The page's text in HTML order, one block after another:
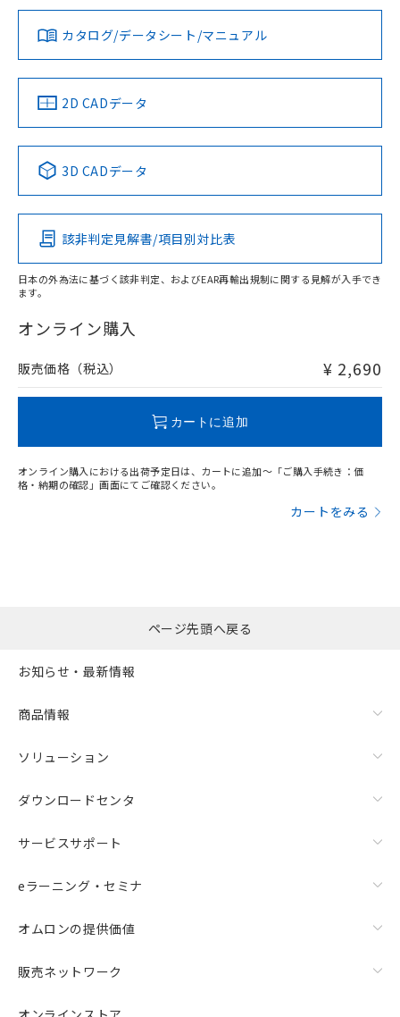
ダウンロードデータをご利用いただく前に、以下を必ずお読
みください。
ソフトウェアの使用条件
対応済み
中国 RoHS 注意事項・凡例
Pb Hg Cd Cr(VI)
O
在庫等で未対応品が混在する可能性があります。
問い合わせください。
カタログ/データシート/マニュアル
2D CADデータ
3D CADデータ
該非判定見解書/項目別対比表
日本の外為法に基づく該非判定、およびEAR再輸出規制に関する見解が入手でき
ます。
オンライン購入
販売価格（税込） ¥ 2,690
カートに追加
オンライン購入における出荷予定日は、カートに追加～「ご購入手続き：価
格・納期の確認」画面にてご確認ください。
カートをみる
ページ先頭へ戻る
お知らせ・最新情報
商品情報
ソリューション
ダウンロードセンタ
サービスサポート
eラーニング・セミナ
オムロンの提供価値
販売ネットワーク